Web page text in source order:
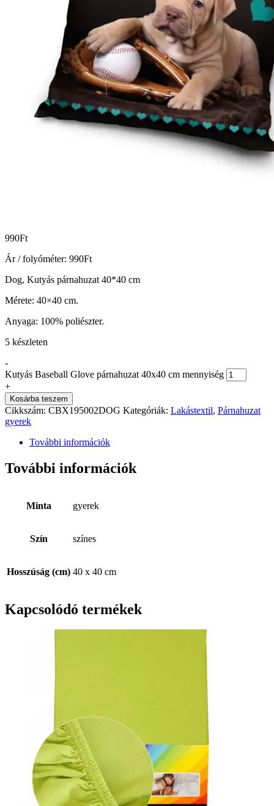
990Ft
Ár / folyóméter: 990Ft
Dog, Kutyás párnahuzat 40*40 cm
Mérete: 40×40 cm.
Anyaga: 100% poliészter.
5 készleten
-
Kutyás Baseball Glove párnahuzat 40x40 cm mennyiség
+
Kosárba teszem
Cikkszám: CBX195002DOG Kategóriák: Lakástextil, Párnahuzat
gyerek
További információk
További információk
Minta gyerek
Szín színes
Hosszúság (cm) 40 x 40 cm
Kapcsolódó termékek